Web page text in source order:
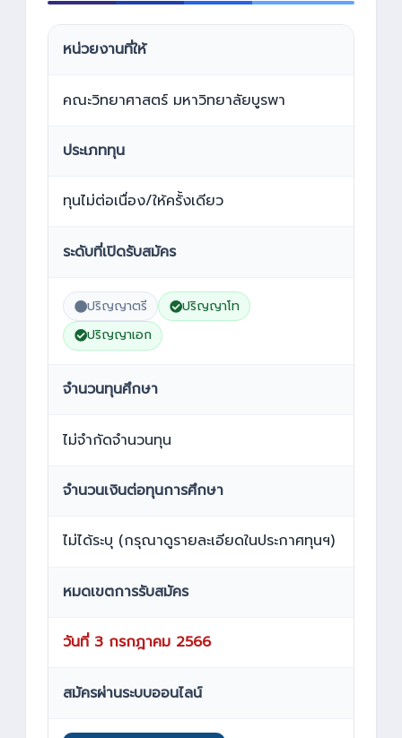
หน่วยงานที่ให้
คณะวิทยาศาสตร์ มหาวิทยาลัยบูรพา
ประเภททุน
ทุนไม่ต่อเนื่อง/ให้ครั้งเดียว
ระดับที่เปิดรับสมัคร
ปริญญาตรี
ปริญญาโท
ปริญญาเอก
จำนวนทุนศึกษา
ไม่จำกัดจำนวนทุน
จำนวนเงินต่อทุนการศึกษา
ไม่ได้ระบุ (กรุณาดูรายละเอียดในประกาศทุนฯ)
หมดเขตการรับสมัคร
วันที่ 3 กรกฎาคม 2566
สมัครผ่านระบบออนไลน์